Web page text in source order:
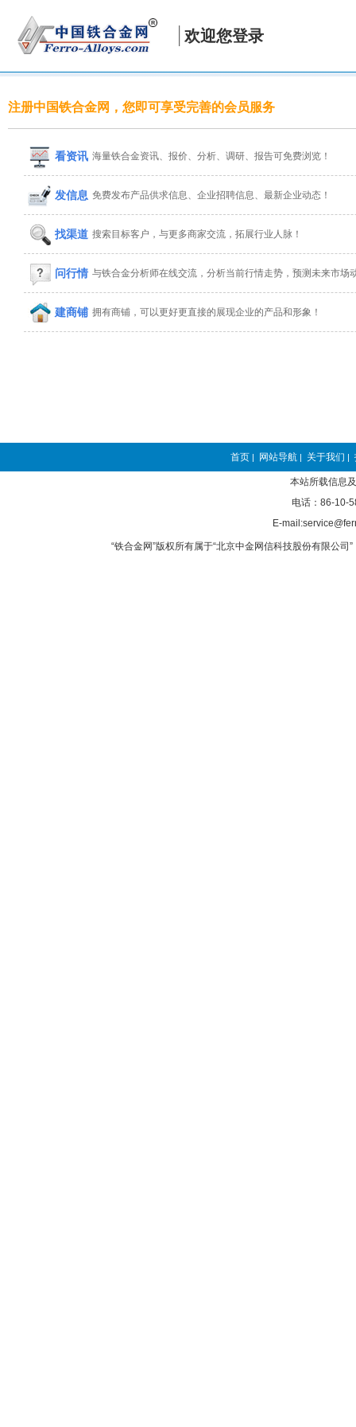
欢迎您登录
注册中国铁合金网，您即可享受完善的会员服务
看资讯 海量铁合金资讯、报价、分析、调研、报告可免费浏览！
发信息 免费发布产品供求信息、企业招聘信息、最新企业动态！
找渠道 搜索目标客户，与更多商家交流，拓展行业人脉！
问行情 与铁合金分析师在线交流，分析当前行情走势，预测未来市场
建商铺 拥有商铺，可以更好更直接的展现企业的产品和形象！
首页 | 网站导航 | 关于我们 |
本站所载信息
电话：86-10-
E-
“铁合金网”版权所有属于“北京中金网信科技股份有限公司